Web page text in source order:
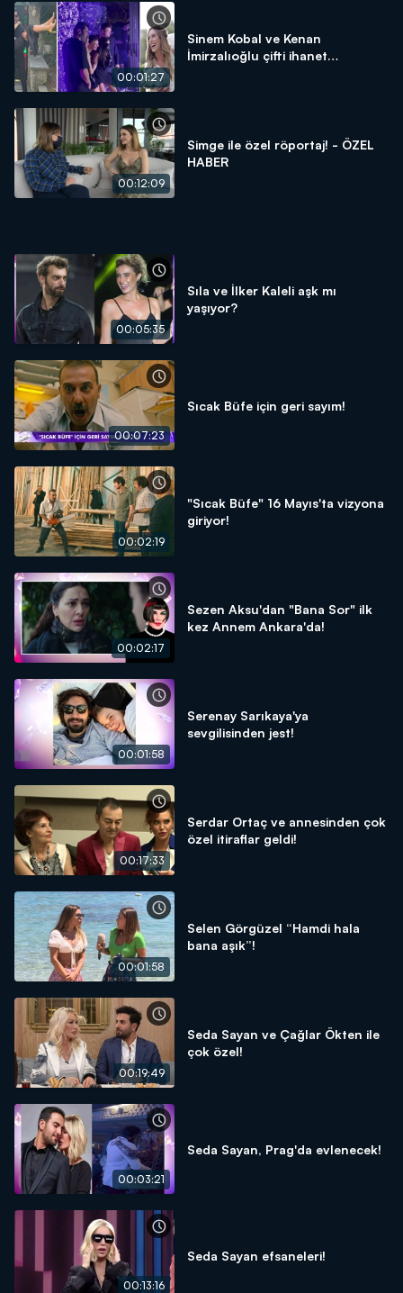
00:01:27
Sinem Kobal ve Kenan
İmirzalıoğlu çifti ihanet
00:12:09
Simge ile özel röportaj! - ÖZEL
HABER
00:05:35
Sıla ve İlker Kaleli aşk mı
yaşıyor?
00:07:23
Sıcak Büfe için geri sayım!
00:02:19
"Sıcak Büfe" 16 Mayıs'ta vizyona
giriyor!
00:02:17
Sezen Aksu'dan "Bana Sor" ilk
kez Annem Ankara'da!
00:01:58
Serenay Sarıkaya'ya
sevgilisinden jest!
00:17:33
Serdar Ortaç ve annesinden çok
özel itiraflar geldi!
00:01:58
Selen Görgüzel “Hamdi hala
bana aşık”!
00:19:49
Seda Sayan ve Çağlar Ökten ile
çok özel!
00:03:21
Seda Sayan, Prag'da evlenecek!
00:13:16
Seda Sayan efsaneleri!